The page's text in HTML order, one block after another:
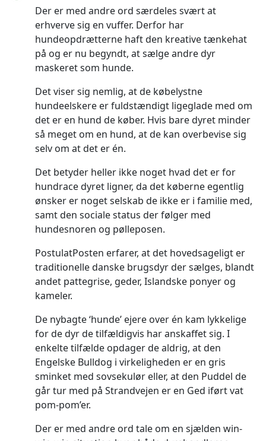
Der er med andre ord særdeles svært at
erhverve sig en vuffer. Derfor har
hundeopdrætterne haft den kreative tænkehat
på og er nu begyndt, at sælge andre dyr
maskeret som hunde.
Det viser sig nemlig, at de købelystne
hundeelskere er fuldstændigt ligeglade med om
det er en hund de køber. Hvis bare dyret minder
så meget om en hund, at de kan overbevise sig
selv om at det er én.
Det betyder heller ikke noget hvad det er for
hundrace dyret ligner, da det køberne egentlig
ønsker er noget selskab de ikke er i familie med,
samt den sociale status der følger med
hundesnoren og pølleposen.
PostulatPosten erfarer, at det hovedsageligt er
traditionelle danske brugsdyr der sælges, blandt
andet pattegrise, geder, Islandske ponyer og
kameler.
De nybagte ‘hunde’ ejere over én kam lykkelige
for de dyr de tilfældigvis har anskaffet sig. I
enkelte tilfælde opdager de aldrig, at den
Engelske Bulldog i virkeligheden er en gris
sminket med sovsekulør eller, at den Puddel de
går tur med på Strandvejen er en Ged iført vat
pom-pom’er.
Der er med andre ord tale om en sjælden win-